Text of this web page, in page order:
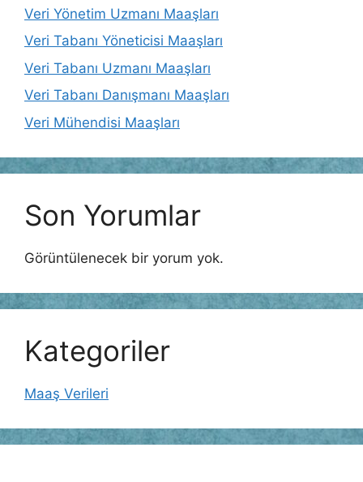
Veri Yönetim Uzmanı Maaşları
Veri Tabanı Yöneticisi Maaşları
Veri Tabanı Uzmanı Maaşları
Veri Tabanı Danışmanı Maaşları
Veri Mühendisi Maaşları
Son Yorumlar
Görüntülenecek bir yorum yok.
Kategoriler
Maaş Verileri